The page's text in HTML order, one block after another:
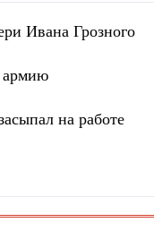
Ивана Грозного
армию
на работе